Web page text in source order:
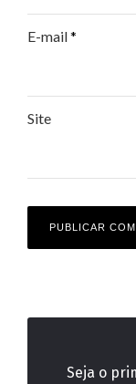
E-mail*
Site
Seja o